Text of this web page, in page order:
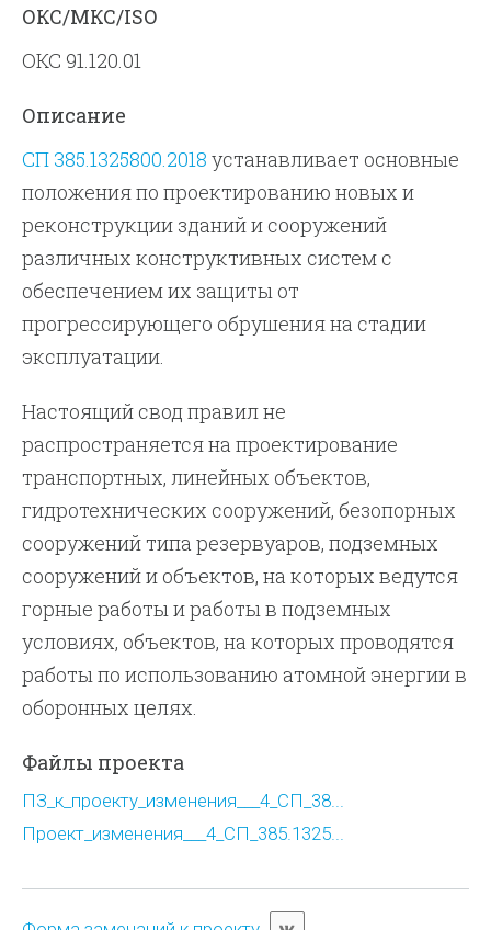
ОКС/МКС/ISO
ОКС 91.120.01
Описание
СП 385.1325800.2018 устанавливает основные
положения по проектированию новых и
реконструкции зданий и сооружений
различных конструктивных систем с
обеспечением их защиты от
прогрессирующего обрушения на стадии
эксплуатации.
Настоящий свод правил не
распространяется на проектирование
транспортных, линейных объектов,
гидротехнических сооружений, безопорных
сооружений типа резервуаров, подземных
сооружений и объектов, на которых ведутся
горные работы и работы в подземных
условиях, объектов, на которых проводятся
работы по использованию атомной энергии в
оборонных целях.
Файлы проекта
ПЗ_к_проекту_изменения___4_СП_38...
Проект_изменения___4_СП_385.1325...